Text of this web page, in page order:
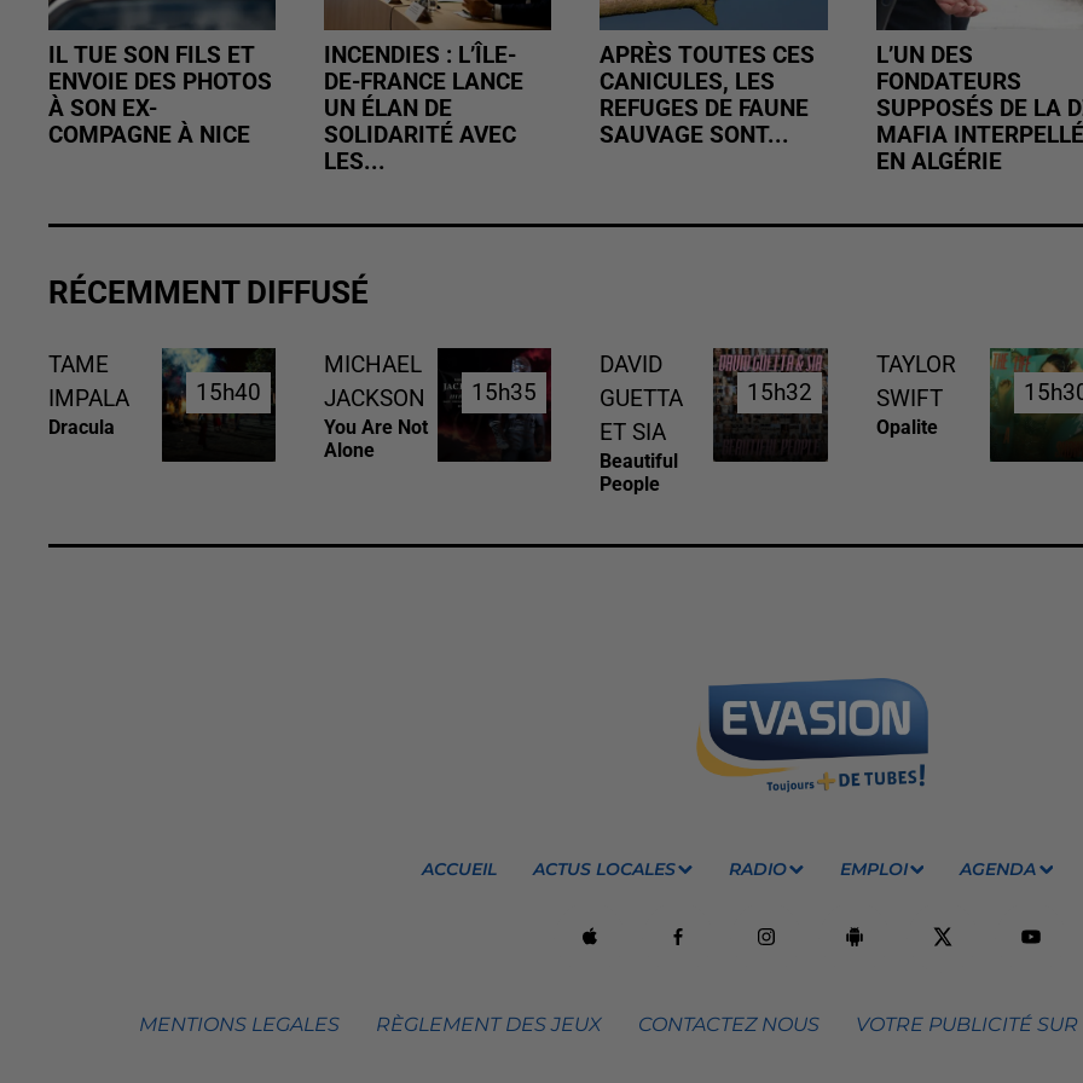
IL TUE SON FILS ET
ENVOIE DES PHOTOS
À SON EX-
COMPAGNE À NICE
INCENDIES : L’ÎLE-
DE-FRANCE LANCE
UN ÉLAN DE
SOLIDARITÉ AVEC
LES...
APRÈS TOUTES CES
CANICULES, LES
REFUGES DE FAUNE
SAUVAGE SONT...
L’UN DES
FONDATEURS
SUPPOSÉS DE LA
MAFIA INTERPELLÉ
EN ALGÉRIE
RÉCEMMENT DIFFUSÉ
TAME
IMPALA
Dracula
15h40
15h40
MICHAEL
JACKSON
You Are Not
Alone
15h35
15h35
DAVID
GUETTA
ET SIA
Beautiful
People
15h32
15h32
TAYLOR
SWIFT
Opalite
ACCUEIL ACTUS LOCALES RADIO EMPLOI AGENDA
MENTIONS LEGALES RÈGLEMENT DES JEUX CONTACTEZ NOUS VOTRE PUBLICITÉ